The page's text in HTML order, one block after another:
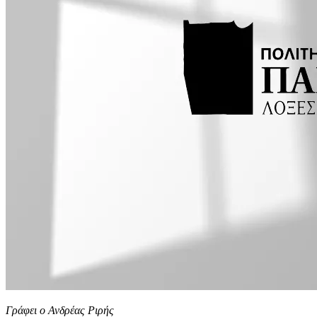
Γράφει ο Ανδρέας Ριρής